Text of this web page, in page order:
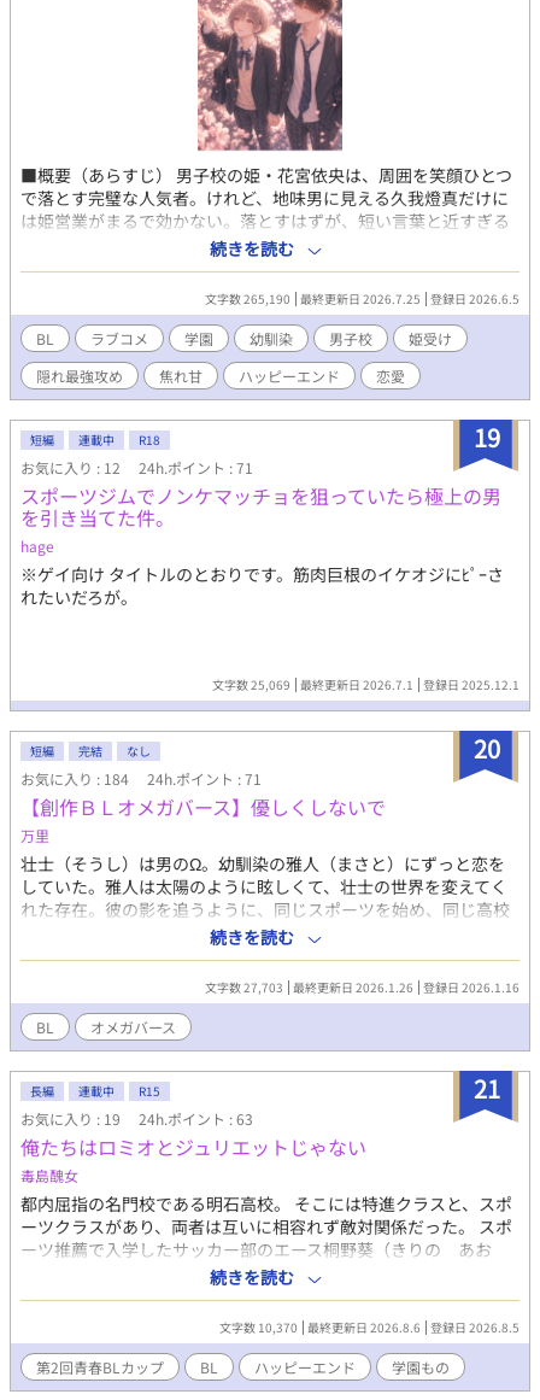
■概要（あらすじ） 男子校の姫・花宮依央は、周囲を笑顔ひとつ
で落とす完璧な人気者。けれど、地味男に見える久我燈真だけに
は姫営業がまるで効かない。落とすはずが、短い言葉と近すぎる
距離に毎日自爆。表では可愛い姫、内心は口の悪いポンコツが、
隠れ最強男子にじわじわ崩されていく、焦れ甘男子校BLラブコ
メ。 ■1stシリーズ：～姫営業は地味男に効かない～ 第1話～第
12話 姫営業が効かない燈真に崩される春。雑部、中間テスト、体
育祭、梅雨を経て、依央は雨上がりの手を離せなくなる。 ■2nd
シーズン：～姫は地味男に見られたい～ 第13話～第24話 海、夏
祭り、花火。周囲に見られる姫だった依央は、燈真にだけ見られ
たい気持ちを抱え、夏の終わりに自分から手を取る。 ■3rdシー
ズン：～姫の素顔は地味男にだけ見せたい～ 第25話～第36話 修
学旅行と文化祭の秋。学校中に見られる姫の依央は、燈真にだけ
素顔を見せたくなり、屋上で告白未遂まで近づく。 ■finalシリー
ズ：～ポンコツ姫は飾らず恋をする～ 第37話～第51話 進路と卒
業が迫る冬。燈真は未来を選び、依央は飾らない姫へ進む。旧校
舎の雑部で、ついに恋が言葉になる。 ■登場人物 花宮依央（はな
みや・いお）男子校の姫。ポンコツ可愛い。 久我燈真（くが・と
うま）地味男に見える隠れ最強。 榎本晴臣（えのもと・はるお
み）依央の幼馴染でツッコミ役。 白石千紘（しらいし・ちひろ）
鷹宮蓮（たかみや・れん）校内王子枠。 ■AI活用 ・表紙（AIイラ
スト） ・会話テンポ＆文章校正 ・タイトル/名前/タグ案 ■タグ
BL / 男子校 / 姫受け / 隠れ最強攻め / 青春BL / 学園BL ラブコメ / 焦
れ甘 / 両片思い /ポンコツ受け / 無自覚攻め / 幼馴染 ■その他 全年
齢対象。
続きを読む
文字数 265,190 最終更新日 2026.7.25 登録日 2026.6.5
BL ラブコメ 学園 幼馴染 男子校
姫受け
隠れ最強攻め
焦れ甘 ハッピーエンド 恋愛
19
短編 連載中 R18
お気に入り : 12 24h.ポイント : 71
スポーツジムでノンケマッチョを狙っていたら極上の男
を引き当てた件。
hage
※ゲイ向け タイトルのとおりです。筋肉巨根のイケオジにﾋﾟｰさ
れたいだろが。
文字数 25,069 最終更新日 2026.7.1 登録日 2025.12.1
20
短編 完結 なし
お気に入り : 184 24h.ポイント : 71
【創作ＢＬオメガバース】優しくしないで
万里
壮士（そうし）は男のΩ。幼馴染の雅人（まさと）にずっと恋を
していた。雅人は太陽のように眩しくて、壮士の世界を変えてく
れた存在。彼の影を追うように、同じスポーツを始め、同じ高校
に進学し、ずっと傍にいた。 しかし、壮士のヒートのせいで、雅
人も充てられて発情してしまう。壮士は必死に項を守り、番にな
ることを拒む。好きだからこそ、こんな形では結ばれたくなかっ
た。壮士は彼の幸せを願って別の大学へ進学する。 新しい環境で
出会ったのは、α・晴臣（はるおみ）。彼もまた、忘れられない人
がいるという。 互いに“好きな人”を抱えたまま始まる関係。心の
隙間を埋め合うふたり。けれど、偽りのはずだったその関係に、
いつしか本物の感情が芽生えていく？
続きを読む
文字数 27,703 最終更新日 2026.1.26 登録日 2026.1.16
BL オメガバース
21
長編 連載中 R15
お気に入り : 19 24h.ポイント : 63
俺たちはロミオとジュリエットじゃない
毒島醜女
都内屈指の名門校である明石高校。 そこには特進クラスと、スポ
ーツクラスがあり、両者は互いに相容れず敵対関係だった。 スポ
ーツ推薦で入学したサッカー部のエース桐野葵（きりの あお
い）も、特進クラスの人気者である柚木冬馬（ゆずき とうま）
に見下され苦手意識を抱いていた。 そんな苛立ちも非対称型対戦
マルチプレイゲーム『嘆きの学園』で、相棒KYOYAと過ごせば笑
い飛ばせた。 だがふとした時に、KYOYAの正体が冬馬だと知っ
て……？ ※性描写はありませんが予備の為R15をつけさせてもら
います
続きを読む
文字数 10,370 最終更新日 2026.8.6 登録日 2026.8.5
第2回青春BLカップ BL ハッピーエンド 学園もの